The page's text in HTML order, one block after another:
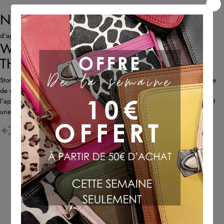
NOS AVIS CLIENTS
d'après 671 avis
WHAT CUSTOMERS THINK ABOUT
THE STORE
Store propose des sacs en cuir uniques et recyclés avec un savoir-faire
de qualité et une livraison rapide. Les clients louent l'originalité,
l'approche écologique et le service client réactif. Certains remarquent
une forte odeur de cuir au début et des problè...
AI-GENERATED FROM CUSTOMER REVIEWS.
TU POURRAIS AUSSI AIMER